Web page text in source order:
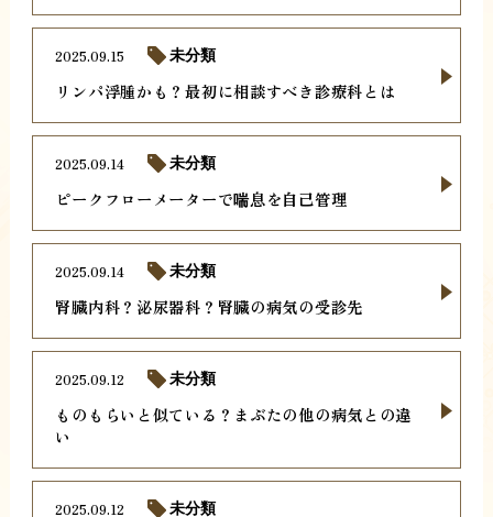
リンパ浮腫かも？最初に相談すべき診療科とは
2025.09.15 未分類
ピークフローメーターで喘息を自己管理
2025.09.14 未分類
腎臓内科？泌尿器科？腎臓の病気の受診先
2025.09.14 未分類
ものもらいと似ている？まぶたの他の病気との違
い
2025.09.12 未分類
2025.09.12 未分類